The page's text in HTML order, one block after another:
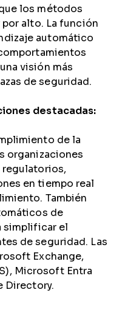
los métodos
alto. La función
automático
visión más
de seguridad.
destacadas:
de la
organizaciones
en tiempo real
También
de
simplificar el
de seguridad. Las
Exchange,
Microsoft Entra
Directory.